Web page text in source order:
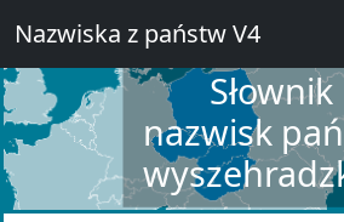
Nazwiska z państw V4
Słownik
nazwisk